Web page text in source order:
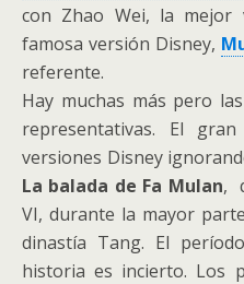
con Zhao Wei, la mejor
famosa versión Disney,
referente.
Hay muchas más pero
representativas. El
versiones Disney
La balada de Fa Mulan,
VI, durante la mayor
dinastía Tang. El
historia es incierto. Los